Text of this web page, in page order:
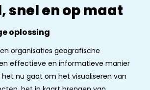
snel en op maat
oplossing
organisaties geografische
effectieve en informatieve manier
nu gaat om het visualiseren van